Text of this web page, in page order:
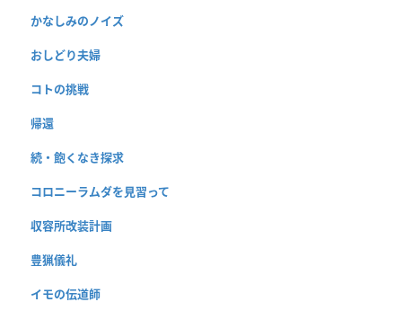
かなしみのノイズ
おしどり夫婦
コトの挑戦
帰還
続・飽くなき探求
コロニーラムダを見習って
収容所改装計画
豊猟儀礼
イモの伝道師